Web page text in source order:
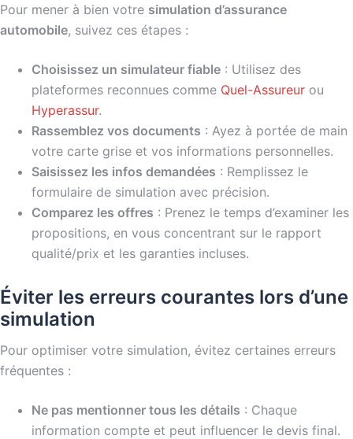
Pour mener à bien votre simulation d’assurance
automobile, suivez ces étapes :
Choisissez un simulateur fiable : Utilisez des
plateformes reconnues comme Quel-Assureur ou
Hyperassur.
Rassemblez vos documents : Ayez à portée de main
votre carte grise et vos informations personnelles.
Saisissez les infos demandées : Remplissez le
formulaire de simulation avec précision.
Comparez les offres : Prenez le temps d’examiner les
propositions, en vous concentrant sur le rapport
qualité/prix et les garanties incluses.
Éviter les erreurs courantes lors d’une
simulation
Pour optimiser votre simulation, évitez certaines erreurs
fréquentes :
Ne pas mentionner tous les détails : Chaque
information compte et peut influencer le devis final.